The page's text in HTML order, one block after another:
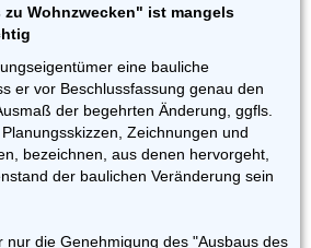
Wohnzwecken" ist mangels
eine bauliche
er vor Beschlussfassung genau den
der begehrten Änderung, ggfls.
Zeichnungen und
bezeichnen, aus denen hervorgeht,
der baulichen Veränderung sein
nur die Genehmigung des "Ausbaus des